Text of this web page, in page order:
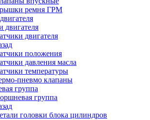
ремня ГРМ
двигателя
двигателя
положения
давления масла
температуры
пневмо клапаны
группа
группа
головки блока цилиндров